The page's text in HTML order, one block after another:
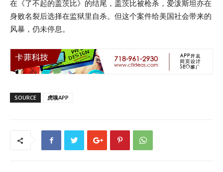
在《了不起的盖茨比》的结尾，盖茨比被枪杀，爱泼斯坦亦在
身败名裂后选择在监狱里自杀。但这个案件给美国社会带来的
风暴，仍未停息。
SOURCE 虎嗅APP